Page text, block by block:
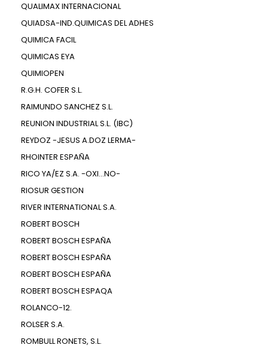
QUALIMAX INTERNACIONAL
QUIADSA-IND.QUIMICAS DEL ADHES
QUIMICA FACIL
QUIMICAS EYA
QUIMIOPEN
R.G.H. COFER S.L.
RAIMUNDO SANCHEZ S.L.
REUNION INDUSTRIAL S.L. (IBC)
REYDOZ -JESUS A.DOZ LERMA-
RHOINTER ESPAÑA
RICO YA/EZ S.A. -OXI...NO-
RIOSUR GESTION
RIVER INTERNATIONAL S.A.
ROBERT BOSCH
ROBERT BOSCH ESPAÑA
ROBERT BOSCH ESPAÑA
ROBERT BOSCH ESPAÑA
ROBERT BOSCH ESPAQA
ROLANCO-12.
ROLSER S.A.
ROMBULL RONETS, S.L.